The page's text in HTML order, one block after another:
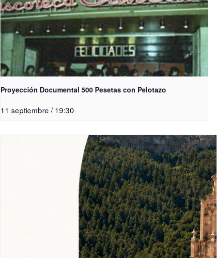
Proyección Documental 500 Pesetas con Pelotazo
11 septiembre / 19:30